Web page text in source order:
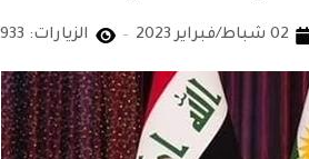
02 شباط/فبراير 2023 الزيارات: 3933